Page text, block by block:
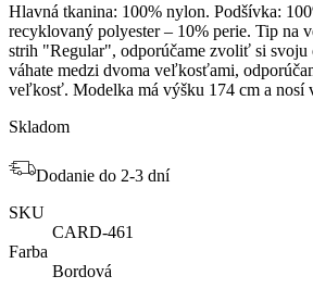
Hlavná tkanina: 100% nylon. Podšívka:
recyklovaný polyester – 10% perie. Tip na
strih "Regular", odporúčame zvoliť si
váhate medzi dvoma veľkosťami,
veľkosť. Modelka má výšku 174 cm a nosí
Skladom
Dodanie do 2-3 dní
SKU
CARD-461
Farba
Bordová